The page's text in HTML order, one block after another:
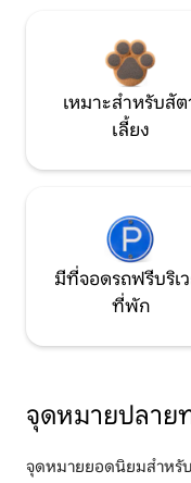
เหมาะสำหรับสัต
เลี้ยง
มีที่จอดรถฟรีบริเ
ที่พัก
จุดหมายปลาย
จุดหมายยอดนิยมสำหรั